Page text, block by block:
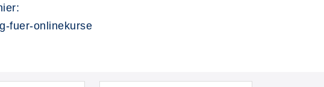
fuer-onlinekurse